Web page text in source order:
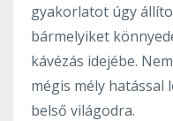
gyakorlatot úgy
bármelyiket
kávézás idejébe.
mégis mély hatással
belső világodra.